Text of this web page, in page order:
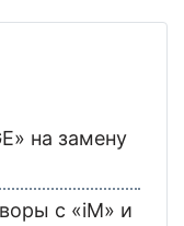
на замену
с «iM» и